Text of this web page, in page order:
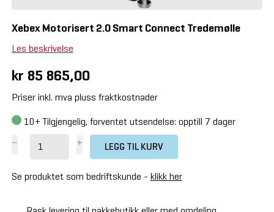
Xebex Motorisert 2.0 Smart Connect Tredemølle
Les beskrivelse
kr 85 865,00
Priser inkl. mva pluss fraktkostnader
10+ Tilgjengelig, forventet utsendelse: opptill 7 dager
LEGG TIL KURV
Se produktet som bedriftskunde - klikk her